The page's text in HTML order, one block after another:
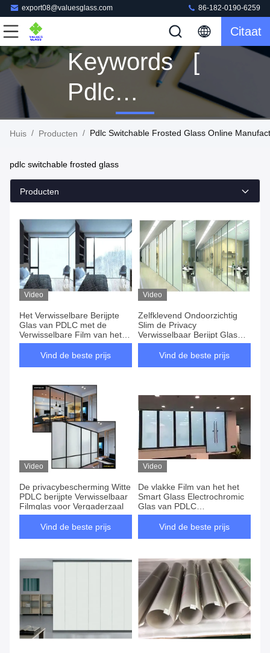
export08@valuesglass.com 86-182-0190-6259
Citaat
Keywords [
Pdlc
Switchable
Glass ]
Match 15
Producten
Huis / Producten / Pdlc Switchable Frosted Glass Online
pdlc switchable frosted glass
Producten
Video
Het Verwisselbare Berijpte
Glas van PDLC met de
Verwisselbare Film van het
Privacyglas
Vind de beste prijs
Video
Zelfklevend Ondoorzichtig
Slim de Privacy
Verwisselbaar Berijpt Glas
van PDLC niet
Vind de beste prijs
Video
De privacybescherming Witte
PDLC berijpte Verwisselbaar
Filmglas voor Vergaderzaal
Vind de beste prijs
Video
De vlakke Film van het het
Smart Glass Electrochromic
Glas van PDLC
Verwisselbare
Vind de beste prijs